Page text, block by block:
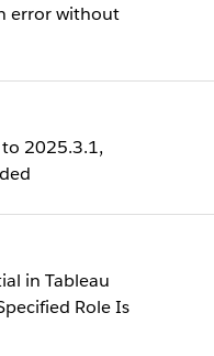
error without
2025.3.1,
in Tableau
Role Is